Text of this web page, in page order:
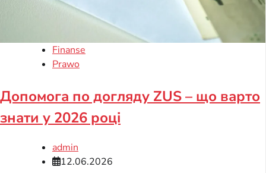
Finanse
Prawo
Допомога по догляду ZUS – що варто
знати у 2026 році
admin
12.06.2026